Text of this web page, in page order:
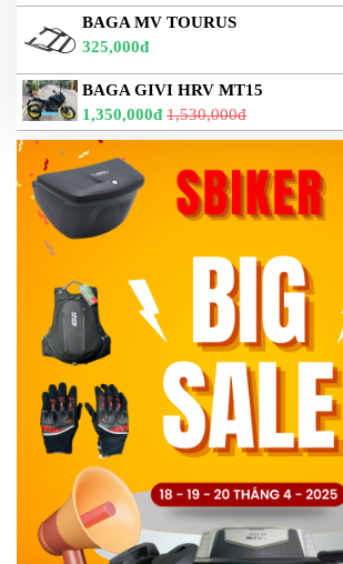
BAGA MV TOURUS
325,000đ
BAGA GIVI HRV MT15
1,350,000đ 1,530,000đ